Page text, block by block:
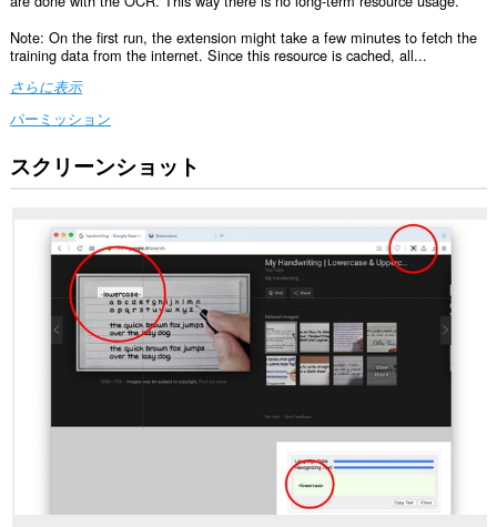
Note: On the first run, the extension might take a few minutes to fetch the
training data from the internet. Since this resource is cached, all...
さらに表示
パーミッション
こ
の
スクリーンショット